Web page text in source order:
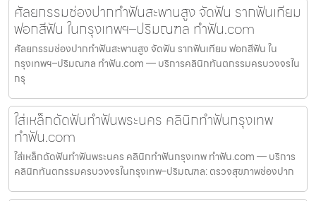
ศัลยกรรมช่องปากทำฟันสะพานสูง จัดฟัน รากฟันเทียม
ฟอกสีฟัน ในกรุงเทพฯ–ปริมณฑล ทำฟัน.com
ศัลยกรรมช่องปากทำฟันสะพานสูง จัดฟัน รากฟันเทียม ฟอกสีฟัน ใน
กรุงเทพฯ–ปริมณฑล ทำฟัน.com — บริการคลินิกทันตกรรมครบวงจรใน
กรุ
ใส่เหล็กดัดฟันทำฟันพระนคร คลินิกทำฟันกรุงเทพ
ทำฟัน.com
ใส่เหล็กดัดฟันทำฟันพระนคร คลินิกทำฟันกรุงเทพ ทำฟัน.com — บริการ
คลินิกทันตกรรมครบวงจรในกรุงเทพ–ปริมณฑล: ตรวจสุขภาพช่องปาก